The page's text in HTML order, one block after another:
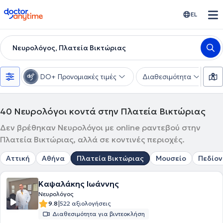
doctoranytime EL
Νευρολόγος, Πλατεία Βικτώριας
DO+ Προνομιακές τιμές Διαθεσιμότητα
40 Νευρολόγοι κοντά στην Πλατεία Βικτώριας
Δεν βρέθηκαν Νευρολόγοι με online ραντεβού στην
Πλατεία Βικτώριας, αλλά σε κοντινές περιοχές.
Αττική Αθήνα Πλατεία Βικτώριας Μουσείο
Καψαλάκης Ιωάννης
Νευρολόγος
9.8|522 αξιολογήσεις
Διαθεσιμότητα για βιντεοκλήση